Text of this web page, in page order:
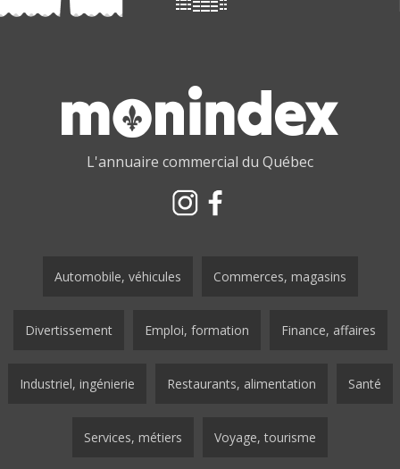
L'annuaire commercial du Québec
Automobile, véhicules Commerces, magasins
Divertissement Emploi, formation Finance, affaires
Industriel, ingénierie Restaurants, alimentation Santé
Services, métiers Voyage, tourisme